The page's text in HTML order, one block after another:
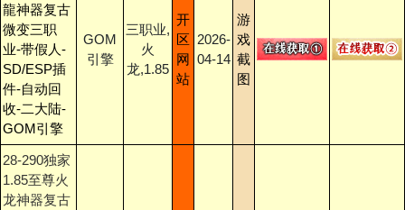
龍神器复古
微变三职
业-带假人-
SD/ESP插
件-自动回
收-二大陆-
GOM引擎
GOM
引擎
三职业,
火
龙,1.85
开
区
网
站
2026-
04-14
游
戏
截
图
28-290独家
1.85至尊火
龙神器复古